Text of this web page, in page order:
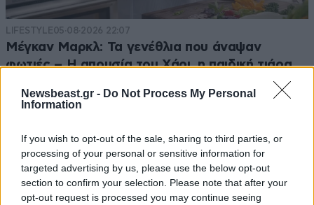
Newsbeast.gr - Do Not Process My Personal
Information
If you wish to opt-out of the sale, sharing to third parties, or
processing of your personal or sensitive information for
targeted advertising by us, please use the below opt-out
section to confirm your selection. Please note that after your
opt-out request is processed you may continue seeing
LIFESTYLE05·08·2026 22:07
Μέγκαν Μαρκλ: Τα γενέθλια που άναψαν
φωτιές – Η απουσία του Χάρι, η παιδική τιάρα